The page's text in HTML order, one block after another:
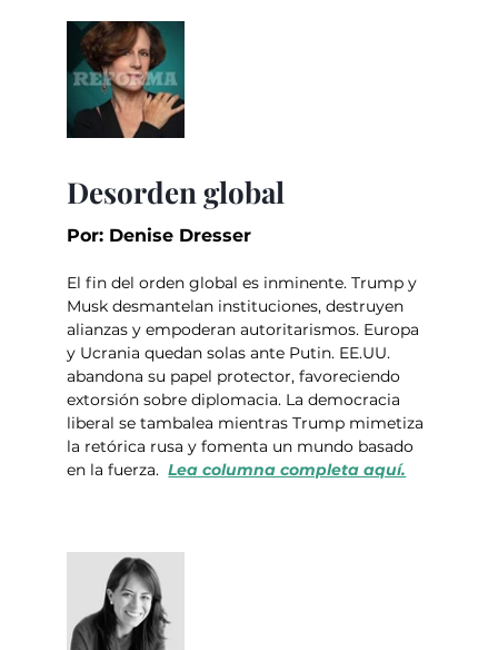
Desorden global
Por: Denise Dresser
El fin del orden global es inminente. Trump y
Musk desmantelan instituciones, destruyen
alianzas y empoderan autoritarismos. Europa
y Ucrania quedan solas ante Putin. EE.UU.
abandona su papel protector, favoreciendo
extorsión sobre diplomacia. La democracia
liberal se tambalea mientras Trump mimetiza
la retórica rusa y fomenta un mundo basado
en la fuerza. Lea columna completa aquí.